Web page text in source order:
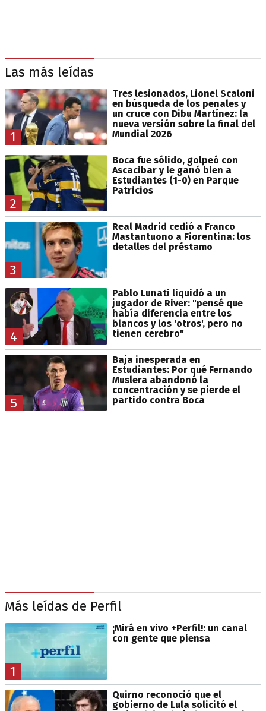
Las más leídas
1
Tres lesionados, Lionel Scaloni
en búsqueda de los penales y
un cruce con Dibu Martínez: la
nueva versión sobre la final del
Mundial 2026
2
Boca fue sólido, golpeó con
Ascacibar y le ganó bien a
Estudiantes (1-0) en Parque
Patricios
3
Real Madrid cedió a Franco
Mastantuono a Fiorentina: los
detalles del préstamo
4
Pablo Lunati liquidó a un
jugador de River: "pensé que
había diferencia entre los
blancos y los 'otros', pero no
tienen cerebro"
5
Baja inesperada en
Estudiantes: Por qué Fernando
Muslera abandonó la
concentración y se pierde el
partido contra Boca
Más leídas de Perfil
1
¡Mirá en vivo +Perfil!: un canal
con gente que piensa
Quirno reconoció que el
gobierno de Lula solicitó el